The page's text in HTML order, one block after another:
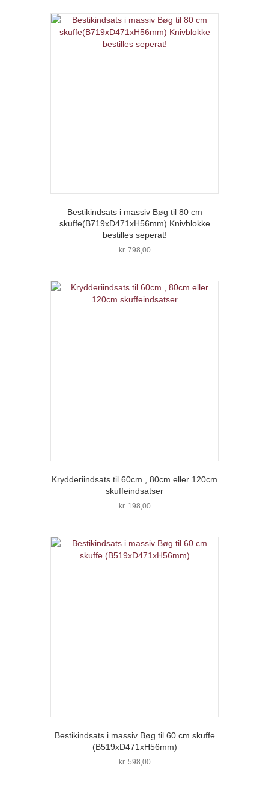
var:
kr. 998,00.
er:
kr. 598,00.
Bestikindsats i massiv Bøg til 80 cm
skuffe(B719xD471xH56mm) Knivblokke
bestilles seperat!
kr.798,00
Krydderiindsats til 60cm , 80cm eller 120cm
skuffeindsatser
kr. 198,00
Bestikindsats i massiv Bøg til 60 cm skuffe
(B519xD471xH56mm)
kr. 598,00